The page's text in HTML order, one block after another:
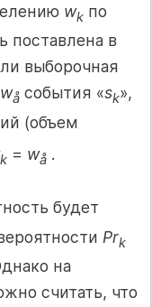
wk по
поставлена в
выборочная
wå события «sk»,
(объем
k = wå .
будет
Prk
на
считать, что